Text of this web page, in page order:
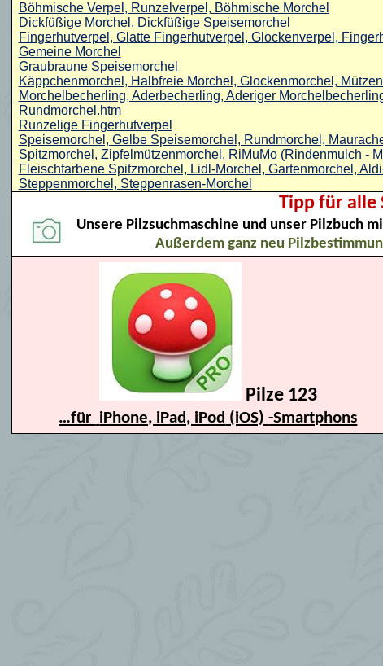
Böhmische Verpel, Runzelverpel, Böhmische Morchel
Dickfüßige Morchel, Dickfüßige Speisemorchel
Fingerhutverpel, Glatte Fingerhutverpel, Glockenverpel,
Gemeine Morchel
Graubraune Speisemorchel
Käppchenmorchel, Halbfreie Morchel, Glockenmorchel,
Morchelbecherling, Aderbecherling, Aderiger
Rundmorchel.htm
Runzelige Fingerhutverpel
Speisemorchel, Gelbe Speisemorchel, Rundmorchel,
Spitzmorchel, Zipfelmützenmorchel, RiMuMo (Rindenmulch -
Fleischfarbene Spitzmorchel, Lidl-Morchel, Gartenmorchel,
Steppenmorchel, Steppenrasen-Morchel
Tipp für alle
Unsere Pilzsuchmaschine und unser Pilzbuch
Außerdem ganz neu
Pilze 123
…für iPhone, iPad, iPod (iOS)-Smartphons